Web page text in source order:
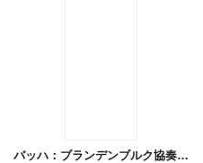
バッハ：ブランデンブルク協奏曲（全曲）